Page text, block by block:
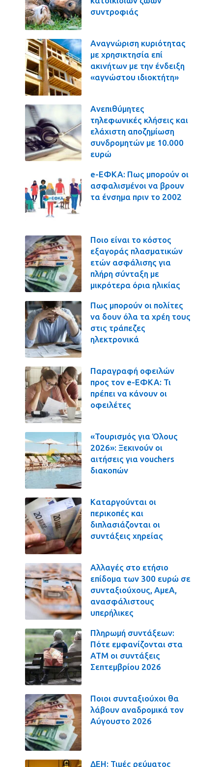
συντροφιάς
Αναγνώριση κυριότητας
με χρησικτησία επί
ακινήτων με την ένδειξη
«αγνώστου ιδιοκτήτη»
Ανεπιθύμητες
τηλεφωνικές κλήσεις και
ελάχιστη αποζημίωση
συνδρομητών με 10.000
ευρώ
e-ΕΦΚΑ: Πως μπορούν οι
ασφαλισμένοι να βρουν
τα ένσημα πριν το 2002
Ποιο είναι το κόστος
εξαγοράς πλασματικών
ετών ασφάλισης για
πλήρη σύνταξη με
μικρότερα όρια ηλικίας
Πως μπορούν οι πολίτες
να δουν όλα τα χρέη τους
στις τράπεζες
ηλεκτρονικά
Παραγραφή οφειλών
προς τον e-ΕΦΚΑ: Τι
πρέπει να κάνουν οι
οφειλέτες
«Τουρισμός για Όλους
2026»: Ξεκινούν οι
αιτήσεις για vouchers
διακοπών
Καταργούνται οι
περικοπές και
διπλασιάζονται οι
συντάξεις χηρείας
Αλλαγές στο ετήσιο
επίδομα των 300 ευρώ σε
συνταξιούχους, ΑμεΑ,
ανασφάλιστους
υπερήλικες
Πληρωμή συντάξεων:
Πότε εμφανίζονται στα
ΑΤΜ οι συντάξεις
Σεπτεμβρίου 2026
Ποιοι συνταξιούχοι θα
λάβουν αναδρομικά τον
Αύγουστο 2026
ΔΕΗ: Τιμές ρεύματος